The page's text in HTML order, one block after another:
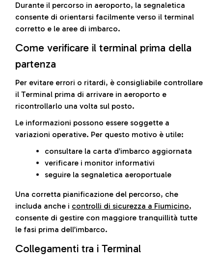
Durante il percorso in aeroporto, la segnaletica
consente di orientarsi facilmente verso il terminal
corretto e le aree di imbarco.
Come verificare il terminal prima della
partenza
Per evitare errori o ritardi, è consigliabile controllare
il Terminal prima di arrivare in aeroporto e
ricontrollarlo una volta sul posto.
Le informazioni possono essere soggette a
variazioni operative. Per questo motivo è utile:
consultare la carta d’imbarco aggiornata
verificare i monitor informativi
seguire la segnaletica aeroportuale
Una corretta pianificazione del percorso, che
includa anche i controlli di sicurezza a Fiumicino,
consente di gestire con maggiore tranquillità tutte
le fasi prima dell’imbarco.
Collegamenti tra i Terminal